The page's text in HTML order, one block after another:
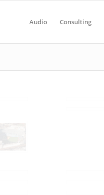
Audio Consulting